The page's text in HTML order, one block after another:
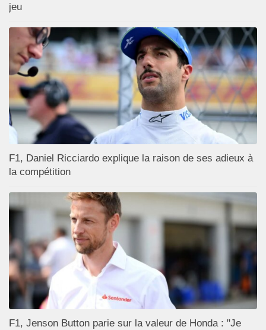
jeu
F1, Daniel Ricciardo explique la raison de ses adieux à
la compétition
F1, Jenson Button parie sur la valeur de Honda : "Je